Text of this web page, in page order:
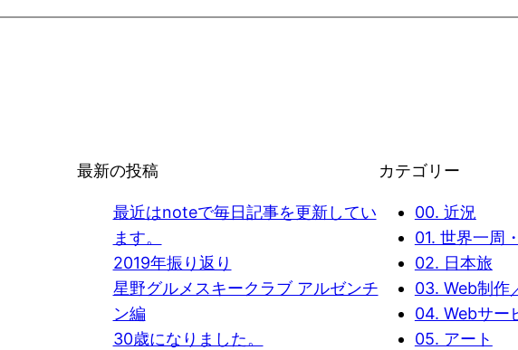
最新の投稿
最近はnoteで毎日記事を更新してい
ます。
2019年振り返り
星野グルメスキークラブ アルゼンチ
ン編
30歳になりました。
カテゴリー
00. 近況
01. 世界一周
02. 日本旅
03. Web制作
04. Webサー
05. アート